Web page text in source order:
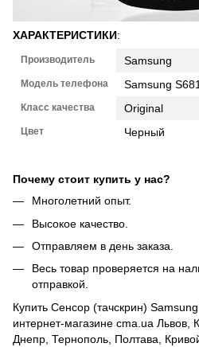
ХАРАКТЕРИСТИКИ:
Производитель Samsung
Модель телефона Samsung
Класс качества Original
Цвет Черный
Почему стоит купить у нас?
Многолетний опыт.
Высокое качество.
Отправляем в день заказа.
Весь товар проверяется на
отправкой.
Купить Сенсор (тачскрин)
интернет-магазине cma.ua Львов,
Днепр, Тернополь, Полтава,